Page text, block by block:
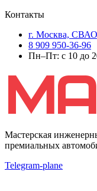
Контакты
г. Москва, СВАО,
8 909 950-36-96
Пн–Пт: с 10 до
Мастерская
премиальных
Telegram-plane